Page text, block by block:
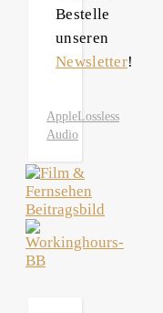
Bestelle
unseren
Newsletter!
AppleLossless
Audio